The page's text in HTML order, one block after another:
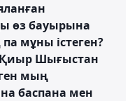
өз бауырына
мұны істеген?
Қиыр Шығыстан
мың
баспана мен